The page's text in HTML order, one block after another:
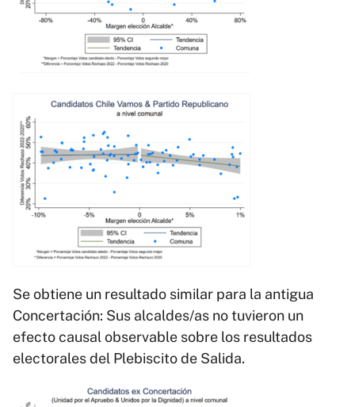
Se obtiene un resultado similar para la antigua
Concertación: Sus alcaldes/as no tuvieron un
efecto causal observable sobre los resultados
electorales del Plebiscito de Salida.